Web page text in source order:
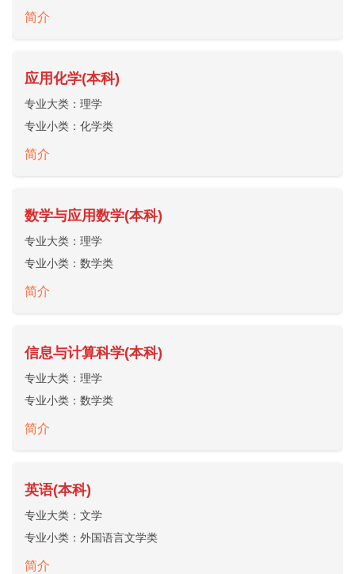
简介
应用化学(本科)
专业大类： 理学
专业小类： 化学类
简介
数学与应用数学(本科)
专业大类： 理学
专业小类： 数学类
简介
信息与计算科学(本科)
专业大类： 理学
专业小类： 数学类
简介
英语(本科)
专业大类： 文学
专业小类： 外国语言文学类
简介